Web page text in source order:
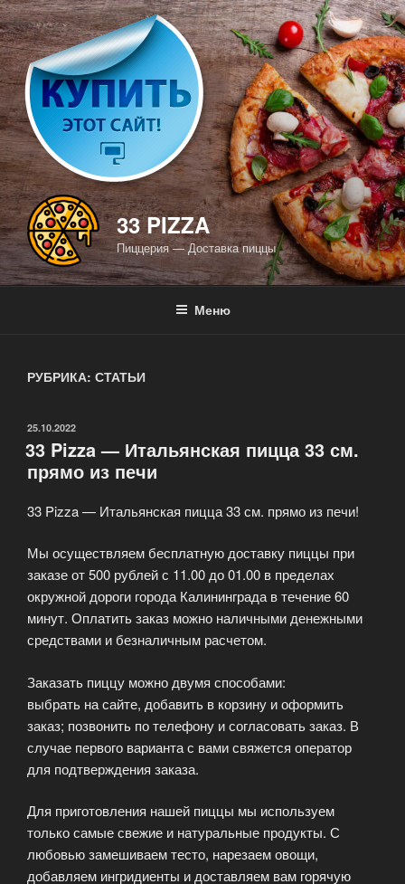
Перейти
к
содержимому
33 PIZZA
Пиццерия — Доставка пиццы
Меню
РУБРИКА: СТАТЬИ
ОПУБЛИКОВАНО
25.10.2022
33 Pizza — Итальянская пицца 33 см.
прямо из печи
33 Pizza — Итальянская пицца 33 см. прямо из печи!
Мы осуществляем бесплатную доставку пиццы при
заказе от 500 рублей с 11.00 до 01.00 в пределах
окружной дороги города Калининграда в течение 60
минут. Оплатить заказ можно наличными денежными
средствами и безналичным расчетом.
Заказать пиццу можно двумя способами:
выбрать на сайте, добавить в корзину и оформить
заказ; позвонить по телефону и согласовать заказ. В
случае первого варианта с вами свяжется оператор
для подтверждения заказа.
Для приготовления нашей пиццы мы используем
только самые свежие и натуральные продукты. С
любовью замешиваем тесто, нарезаем овощи,
добавляем ингридиенты и доставляем вам горячую